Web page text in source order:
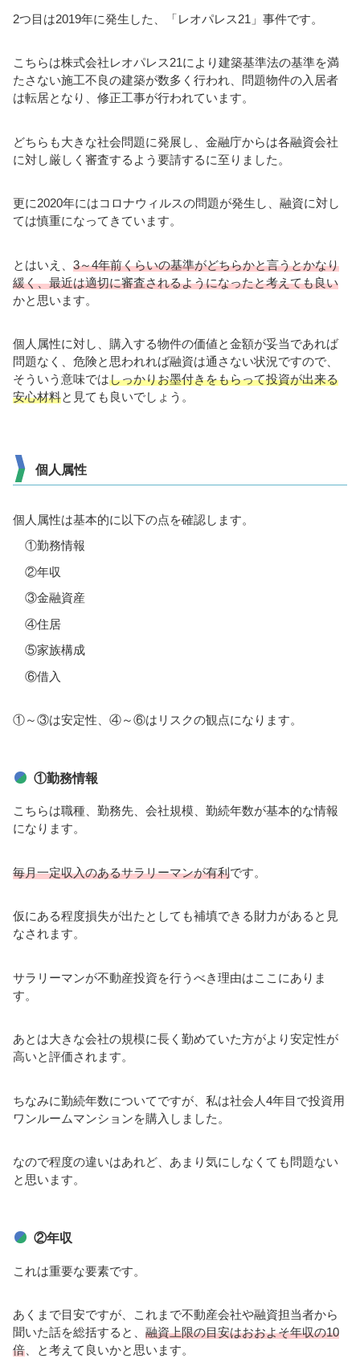
2つ目は2019年に発生した、「レオパレス21」事件です。
こちらは株式会社レオパレス21により建築基準法の基準を満
たさない施工不良の建築が数多く行われ、問題物件の入居者
は転居となり、修正工事が行われています。
どちらも大きな社会問題に発展し、金融庁からは各融資会社
に対し厳しく審査するよう要請するに至りました。
更に2020年にはコロナウィルスの問題が発生し、融資に対し
ては慎重になってきています。
とはいえ、 3～4年前くらいの基準がどちらかと言うとかなり
緩く、最近は適切に審査されるようになったと考えても良い
かと思います。
個人属性に対し、購入する物件の価値と金額が妥当であれば
問題なく、危険と思われれば融資は通さない状況ですので、
そういう意味ではしっかりお墨付きをもらって投資が出来る
安心材料と見ても良いでしょう。
個人属性
個人属性は基本的に以下の点を確認します。
①勤務情報
②年収
③金融資産
④住居
⑤家族構成
⑥借入
①～③は安定性、④～⑥はリスクの観点になります。
①勤務情報
こちらは職種、勤務先、会社規模、勤続年数が基本的な情報
になります。
毎月一定収入のあるサラリーマンが有利です。
仮にある程度損失が出たとしても補填できる財力があると見
なされます。
サラリーマンが不動産投資を行うべき理由はここにありま
す。
あとは大きな会社の規模に長く勤めていた方がより安定性が
高いと評価されます。
ちなみに勤続年数についてですが、私は社会人4年目で投資用
ワンルームマンションを購入しました。
なので程度の違いはあれど、あまり気にしなくても問題ない
と思います。
②年収
これは重要な要素です。
あくまで目安ですが、これまで不動産会社や融資担当者から
聞いた話を総括すると、 融資上限の目安はおおよそ年収の10
倍 、と考えて良いかと思います。